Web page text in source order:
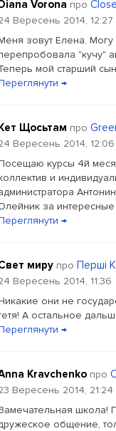
Vorona про
Вересень 2014, 12:27
зовут Елена.
"кучу"
мой старший
→
Щосьтам про
Вересень 2014, 12:06
курсы 4й
и
за
→
миру про Перші
Вересень 2014, 11:36
они не
А остальное
→
Kravchenko про
Вересень 2014, 21:24
школа!
общение,